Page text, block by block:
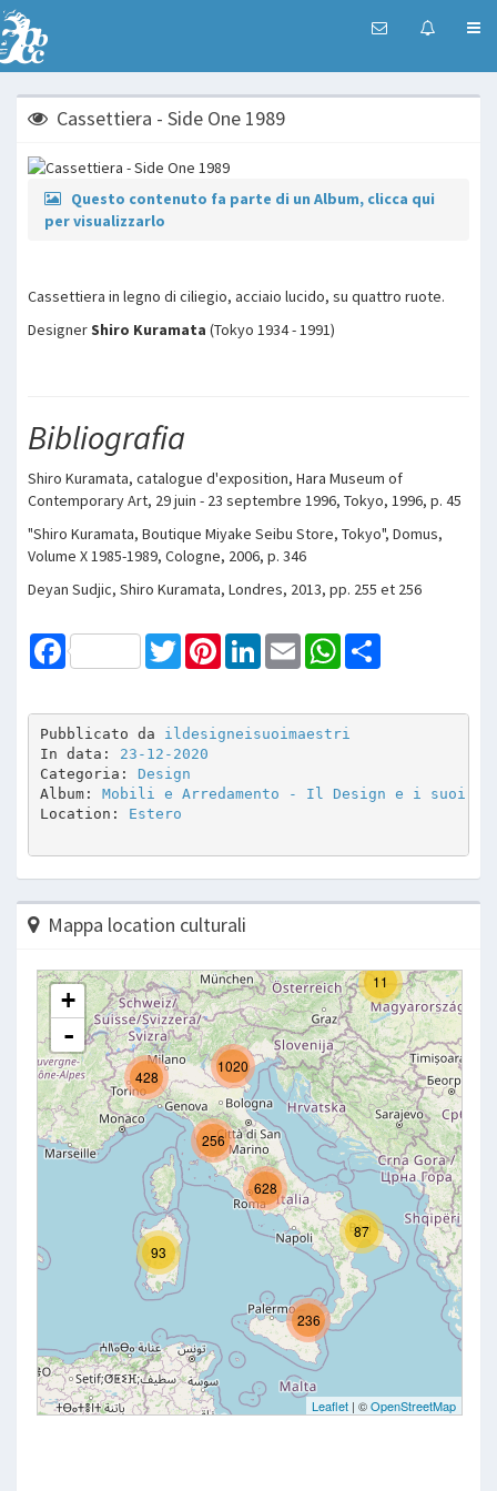
Cassettiera - Side One 1989
Questo contenuto fa parte di un Album, clicca qui
per visualizzarlo
Cassettiera in legno di ciliegio, acciaio lucido, su quattro ruote.
DesignerShiro Kuramata (Tokyo 1934 - 1991)
Bibliografia
Shiro Kuramata, catalogue d'exposition, Hara Museum of
Contemporary Art, 29 juin - 23 septembre 1996, Tokyo, 1996, p. 45
"Shiro Kuramata, Boutique Miyake Seibu Store, Tokyo", Domus,
Volume X 1985-1989, Cologne, 2006, p. 346
Deyan Sudjic, Shiro Kuramata, Londres, 2013, pp. 255 et 256
Facebook TwitterPinterestLinkedInEmail WhatsApp
Pubblicato da ildesigneisuoimaestri
In data: 23-12-2020
Categoria: Design
Album: Mobili e Arredamento - Il Design e i suoi
Location: Estero
Mappa location culturali